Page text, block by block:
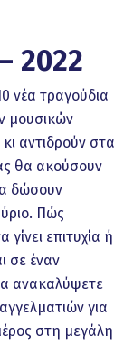
2022
νέα τραγούδια
μουσικών
αντιδρούν στα
θα ακούσουν
δώσουν
Πώς
επιτυχία ή
σε έναν
ανακαλύψετε
για
στη μεγάλη